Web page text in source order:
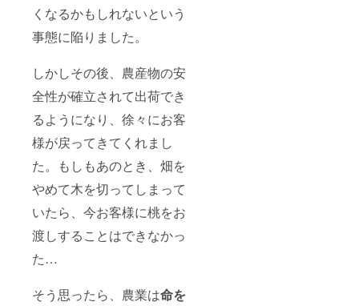
くなるかもしれないという
事態に陥りました。
しかしその後、農産物の安
全性が確立されて出荷でき
るようになり、徐々にお客
様が戻ってきてくれまし
た。もしもあのとき、畑を
やめて木を切ってしまって
いたら、今お客様に桃をお
渡しすることはできなかっ
た…
そう思ったら、農業は命を